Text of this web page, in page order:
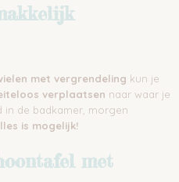
met vergrendeling kun je
verplaatsen naar waar je
in de badkamer, morgen
is mogelijk!
met